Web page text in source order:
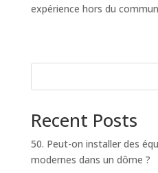
expérience hors du
Recent Posts
50. Peut-on installer des
modernes dans un dôme ?